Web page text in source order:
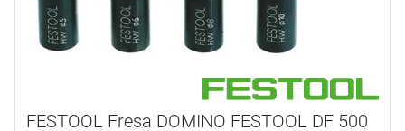
FESTOOL Fresa DOMINO FESTOOL DF 500